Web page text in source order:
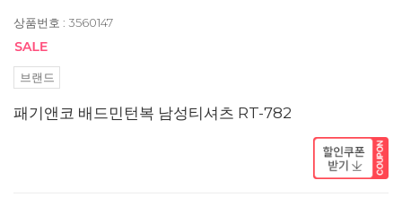
상품번호 : 3560147
브랜드
패기앤코 배드민턴복 남성티셔츠 RT-782